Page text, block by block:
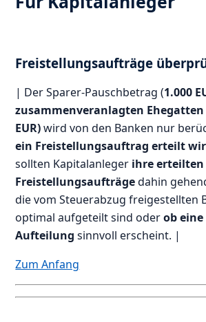
Freistellungsaufträge
| Der Sparer-Pauschbetrag (1.000
zusammenveranlagten Ehegatten
EUR)wird von den Banken nur
ein Freistellungsauftrag erteilt
sollten Kapitalanleger ihre erteilten
Freistellungsaufträgedahin
die vom Steuerabzug freigestellten
optimal aufgeteilt sind oderob
Aufteilung sinnvoll erscheint. |
Zum Anfang